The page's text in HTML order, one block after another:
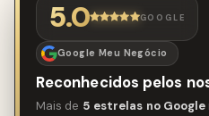
5.0 GOOGLE
Google Meu Negócio
Reconhecidos pelos
Mais de 5 estrelas no Google